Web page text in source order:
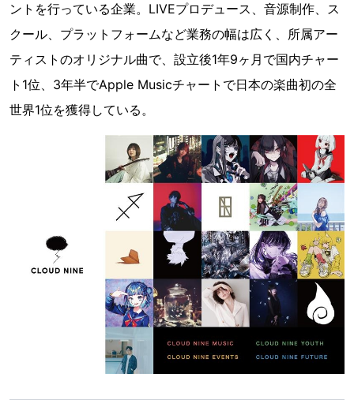
ントを行っている企業。LIVEプロデュース、音源制作、ス
クール、プラットフォームなど業務の幅は広く、所属アー
ティストのオリジナル曲で、設立後1年9ヶ月で国内チャー
ト1位、3年半でApple Musicチャートで日本の楽曲初の全
世界1位を獲得している。